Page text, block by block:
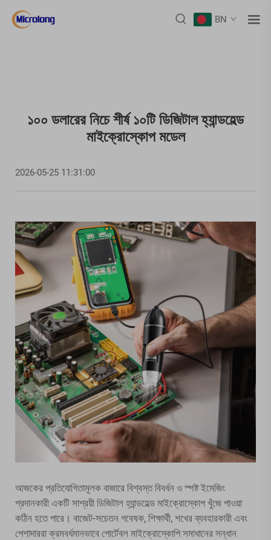
BN
১০০ ডলারের নিচে শীর্ষ ১০টি ডিজিটাল হ্যান্ডহেল্ড
মাইক্রোস্কোপ মডেল
2026-05-25 11:31:00
আজকের প্রতিযোগিতামূলক বাজারে বিশ্বস্ত বিবর্ধন ও স্পষ্ট ইমেজিং
প্রদানকারী একটি সাশ্রয়ী ডিজিটাল হ্যান্ডহেল্ড মাইক্রোস্কোপ খুঁজে পাওয়া
কঠিন হতে পারে। বাজেট-সচেতন গবেষক, শিক্ষার্থী, শখের ব্যবহারকারী এবং
পেশাদাররা ক্রমবর্ধমানভাবে পোর্টেবল মাইক্রোস্কোপি সমাধানের সন্ধান